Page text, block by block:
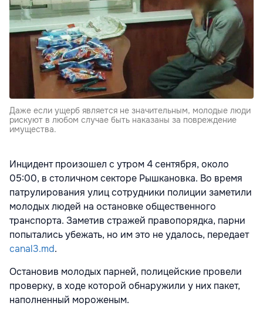
Даже если ущерб является не значительным, молодые люди
рискуют в любом случае быть наказаны за повреждение
имущества.
Инцидент произошел с утром 4 сентября, около
05:00, в столичном секторе Рышкановка. Во время
патрулирования улиц сотрудники полиции заметили
молодых людей на остановке общественного
транспорта. Заметив стражей правопорядка, парни
попытались убежать, но им это не удалось, передает
canal3.md.
Остановив молодых парней, полицейские провели
проверку, в ходе которой обнаружили у них пакет,
наполненный мороженым.